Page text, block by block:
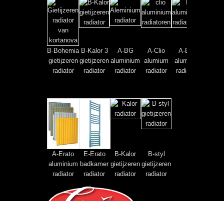
B-Bohemia
gietijzeren
radiator
B-Kalor 3
gietijzeren
radiator
A-BG
aluminium
radiator
A-Clio
alumium
radiator
A-Era
alumium
radiator
A-Erato
aluminium
radiator
E-Erato
badkamer
radiator
B-Kalor
gietijzeren
radiator
B-styl
gietijzeren
radiator